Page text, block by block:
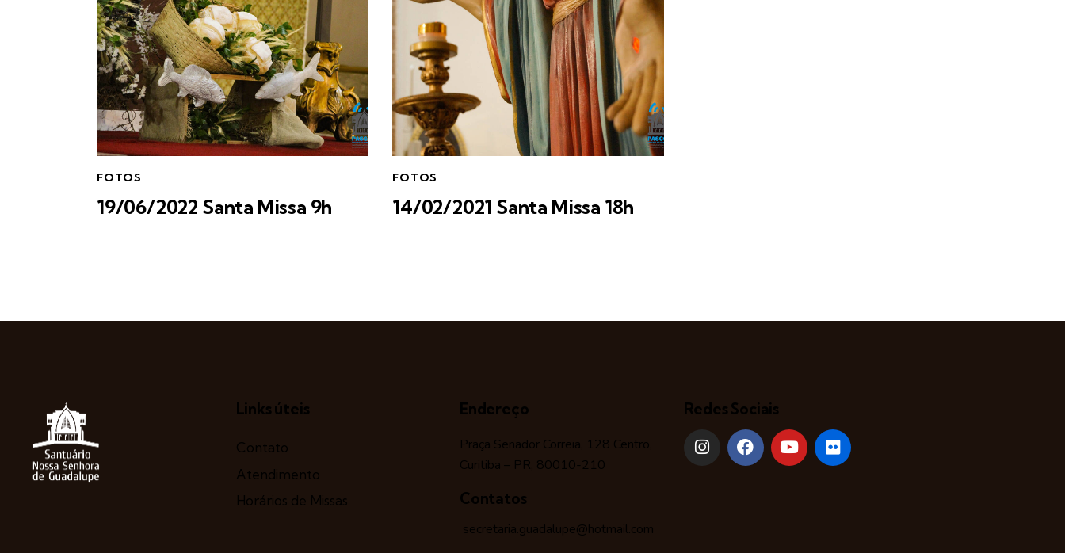
FOTOS
19/06/2022 Santa Missa 9h
FOTOS
14/02/2021 Santa Missa 18h
Links úteis
Contato
Atendimento
Horários de Missas
Endereço
Praça Senador Correia, 128 Centro,
Curitiba – PR, 80010-210
Contatos
secretaria.guadalupe@hotmail.com
Redes Sociais